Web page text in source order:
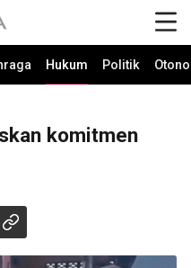
Hukum Politik
komitmen